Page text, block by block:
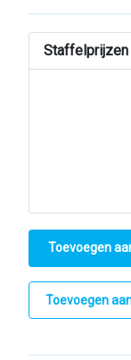
Staffelprijzen
Toevoegen